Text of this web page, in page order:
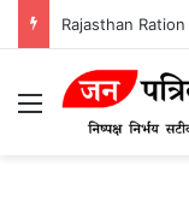
Menu